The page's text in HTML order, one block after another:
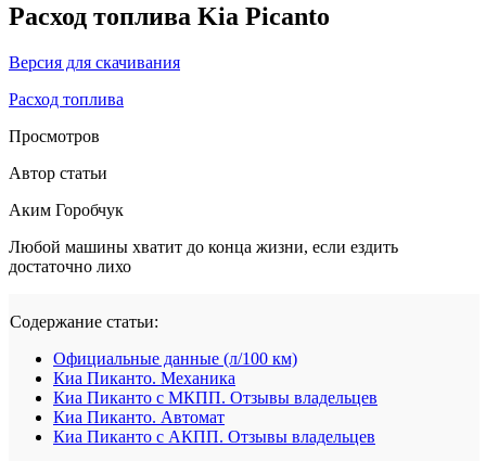
Расход топлива Kia Picanto
Версия для скачивания
Расход топлива
Просмотров
Автор статьи
Аким Горобчук
Любой машины хватит до конца жизни, если ездить
достаточно лихо
Содержание статьи:
Официальные данные (л/100 км)
Киа Пиканто. Механика
Киа Пиканто с МКПП. Отзывы владельцев
Киа Пиканто. Автомат
Киа Пиканто с АКПП. Отзывы владельцев